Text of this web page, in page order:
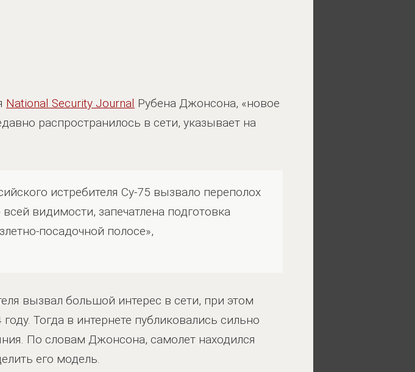
National Security Journal Рубена Джонсона, «новое
распространилось в сети, указывает на
истребителя Су-75 вызвало переполох
видимости, запечатлена подготовка
посадочной полосе»,
вызвал большой интерес в сети, при этом
Тогда в интернете публиковались сильно
По словам Джонсона, самолет находился
его модель.